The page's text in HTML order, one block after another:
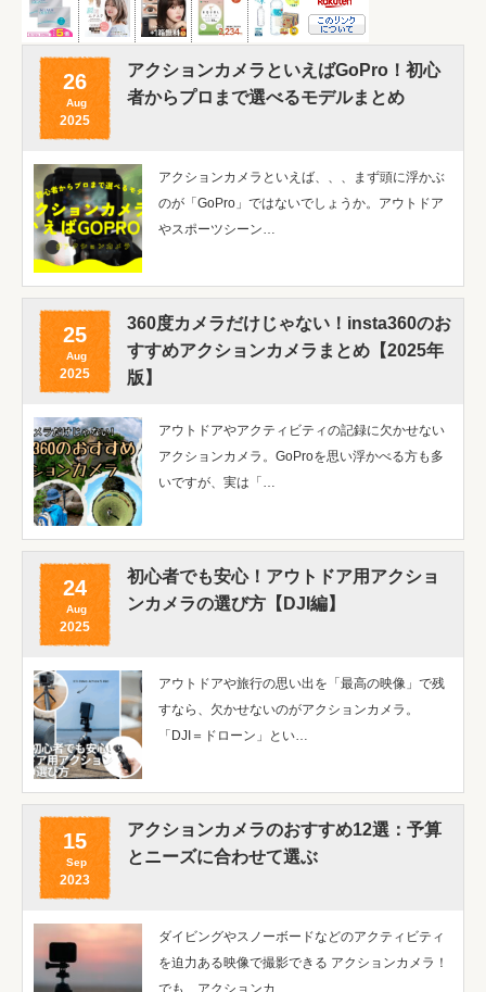
26
Aug
2025
アクションカメラといえばGoPro！初心
者からプロまで選べるモデルまとめ
アクションカメラといえば、、、まず頭に浮かぶ
のが「GoPro」ではないでしょうか。アウトドア
やスポーツシーン…
25
Aug
2025
360度カメラだけじゃない！insta360のお
すすめアクションカメラまとめ【2025年
版】
アウトドアやアクティビティの記録に欠かせない
アクションカメラ。GoProを思い浮かべる方も多
いですが、実は「…
24
Aug
2025
初心者でも安心！アウトドア用アクショ
ンカメラの選び方【DJI編】
アウトドアや旅行の思い出を「最高の映像」で残
すなら、欠かせないのがアクションカメラ。
「DJI＝ドローン」とい…
15
Sep
2023
アクションカメラのおすすめ12選：予算
とニーズに合わせて選ぶ
ダイビングやスノーボードなどのアクティビティ
を迫力ある映像で撮影できる アクションカメラ！
でも、アクションカ…